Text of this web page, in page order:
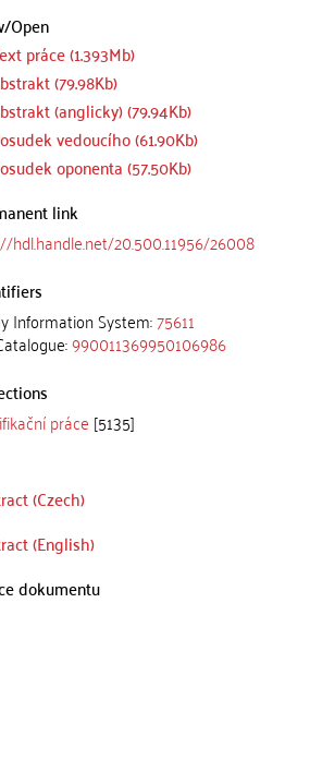
Open
práce (1.393Mb)
(79.98Kb)
(anglicky) (79.94Kb)
vedoucího (61.90Kb)
oponenta (57.50Kb)
link
hdl.handle.net/20.500.11956/26008
Information System:75611
990011369950106986
práce [5135]
(Czech)
(English)
dokumentu